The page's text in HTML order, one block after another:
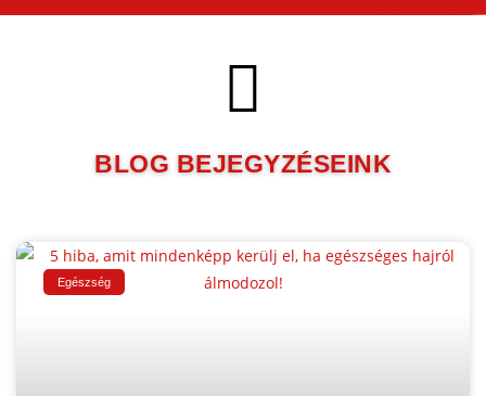
BLOG BEJEGYZÉSEINK
Egészség